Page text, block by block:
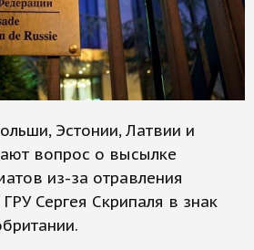
Эстонии, Латвии и
вопрос о высылке
из-за отравления
Сергея Скрипаля в знак